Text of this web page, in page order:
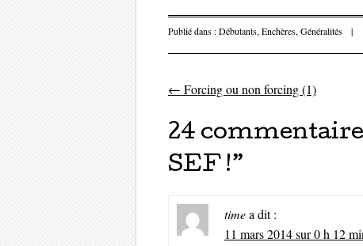
Publié dans :Débutants, Enchères, Généralités |
Parcourir les
← Forcing ou non forcing (1)
24
SEF !”
timea dit :
11 mars 2014 sur 0 h 12